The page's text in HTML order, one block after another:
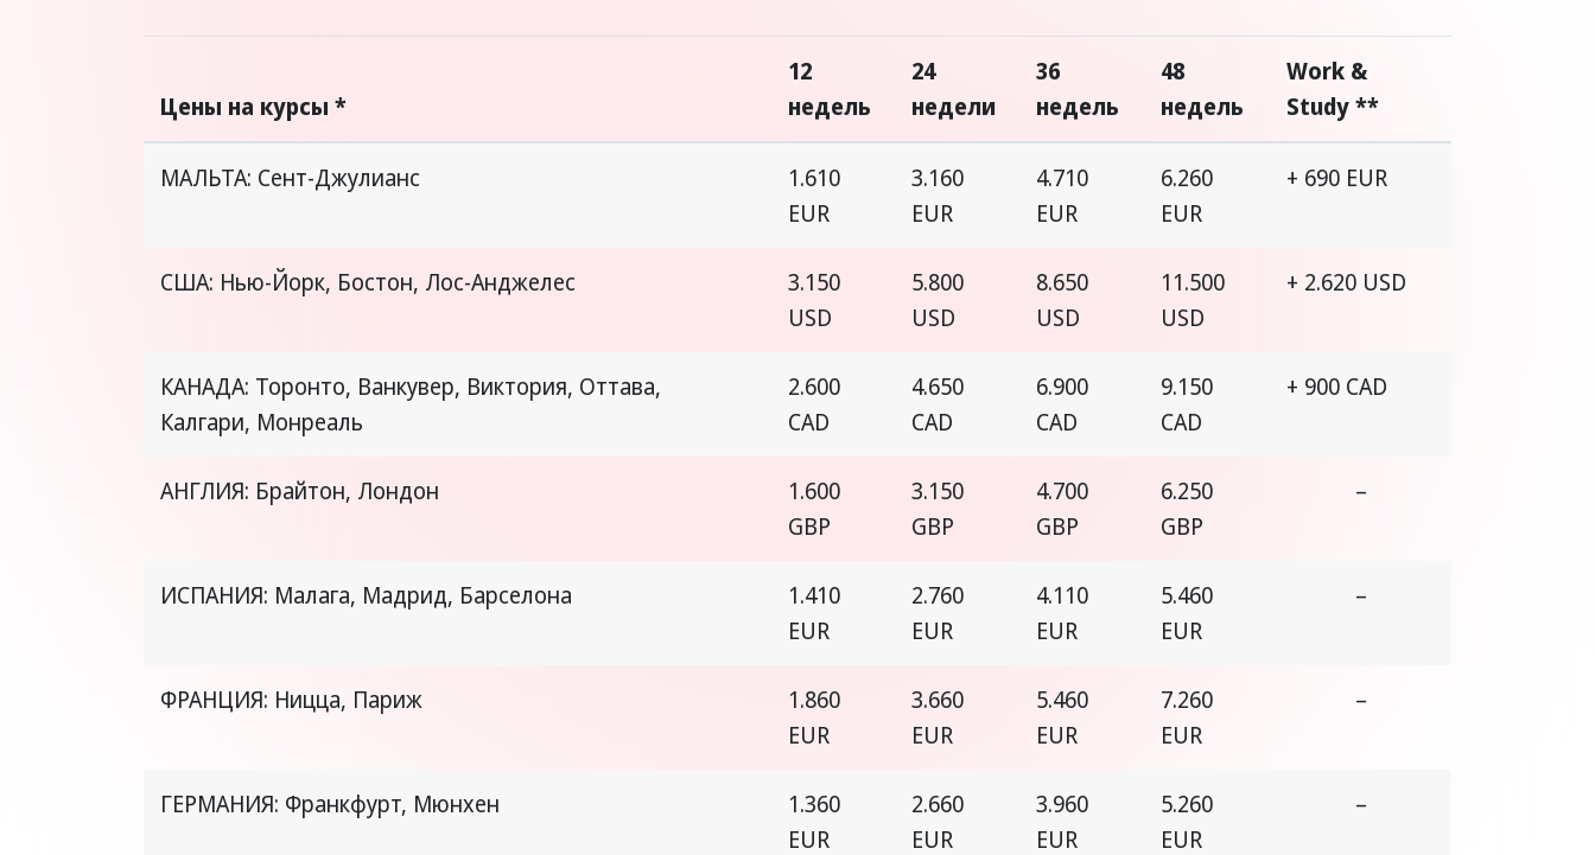
Цены на курсы *
12
недель
24
недели
36
недель
48
недель
Work &
Study **
МАЛЬТА: Сент-Джулианс
1.610
EUR
3.160
EUR
4.710
EUR
6.260
EUR
+ 690 EUR
США: Нью-Йорк, Бостон, Лос-Анджелес
3.150
USD
5.800
USD
8.650
USD
11.500
USD
+ 2.620 USD
КАНАДА: Торонто, Ванкувер, Виктория, Оттава,
Калгари, Монреаль
2.600
CAD
4.650
CAD
6.900
CAD
9.150
CAD
+ 900 CAD
АНГЛИЯ: Брайтон, Лондон
1.600
GBP
3.150
GBP
4.700
GBP
6.250
GBP
–
ИСПАНИЯ: Малага, Мадрид, Барселона
1.410
EUR
2.760
EUR
4.110
EUR
5.460
EUR
–
ФРАНЦИЯ: Ницца, Париж
1.860
EUR
3.660
EUR
5.460
EUR
7.260
EUR
–
ГЕРМАНИЯ: Франкфурт, Мюнхен
1.360
EUR
2.660
EUR
3.960
EUR
5.260
EUR
–